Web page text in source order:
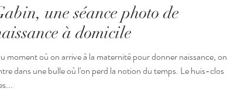
une séance photo de
à domicile
moment où on arrive à la maternité pour donner naissance, on
dans une bulle où l'on perd la notion du temps. Le huis-clos